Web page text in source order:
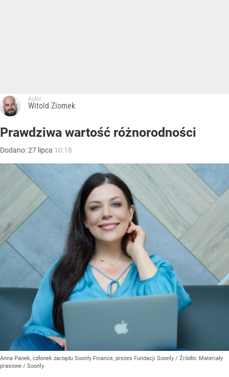
Autor:
Witold Ziomek
Prawdziwa wartość różnorodności
Dodano:27 lipca 10:18
Anna Panek, członek zarządu Soonly Finance, prezes Fundacji Soonly / Źródło: Materiały
prasowe / Soonly